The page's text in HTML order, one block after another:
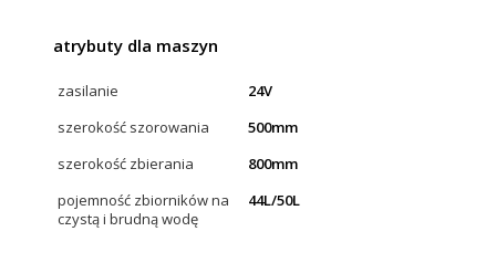
atrybuty dla maszyn
zasilanie
24V
szerokość szorowania
500mm
szerokość zbierania
800mm
pojemność zbiorników na
czystą i brudną wodę
44L/50L